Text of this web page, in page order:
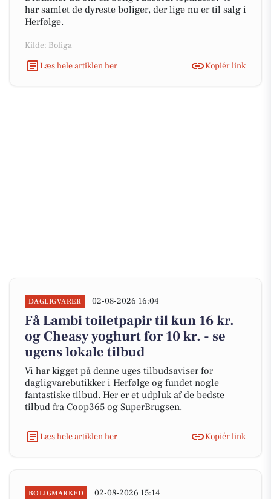
har samlet de dyreste boliger, der lige nu er til salg i
Herfølge.
Kilde: Boliga
Læs hele artiklen her
Kopiér link
DAGLIGVARER 02-08-2026 16:04
Få Lambi toiletpapir til kun 16 kr.
og Cheasy yoghurt for 10 kr. - se
ugens lokale tilbud
Vi har kigget på denne uges tilbudsaviser for
dagligvarebutikker i Herfølge og fundet nogle
fantastiske tilbud. Her er et udpluk af de bedste
tilbud fra Coop365 og SuperBrugsen.
Læs hele artiklen her Kopiér link
BOLIGMARKED 02-08-2026 15:14